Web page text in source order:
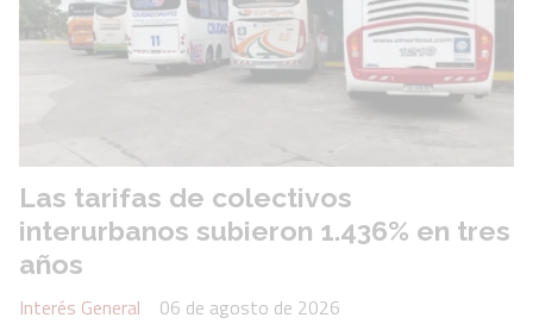
Las tarifas de colectivos
interurbanos subieron 1.436% en tres
años
Interés General
06 de agosto de 2026